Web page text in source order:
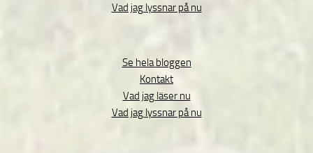
Vad jag lyssnar på nu
Se hela bloggen
Kontakt
Vad jag läser nu
Vad jag lyssnar på nu